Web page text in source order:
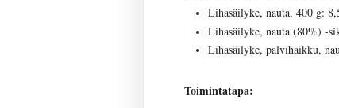
Lihasäilyke, nauta, 400 g:
Lihasäilyke, nauta (80%) -
Lihasäilyke, palvihaikku,
Toimintatapa: